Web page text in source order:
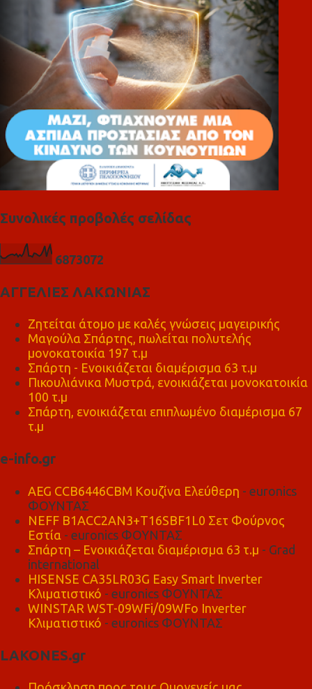
Συνολικές προβολές σελίδας
6873072
ΑΓΓΕΛΙΕΣ ΛΑΚΩΝΙΑΣ
Ζητείται άτομο με καλές γνώσεις μαγειρικής
Μαγούλα Σπάρτης, πωλείται πολυτελής
μονοκατοικία 197 τ.μ
Σπάρτη - Ενοικιάζεται διαμέρισμα 63 τ.μ
Πικουλιάνικα Μυστρά, ενοικιάζεται μονοκατοικία
100 τ.μ
Σπάρτη, ενοικιάζεται επιπλωμένο διαμέρισμα 67
τ.μ
e-info.gr
AEG CCB6446CBM Κουζίνα Ελεύθερη - euronics
ΦΟΥΝΤΑΣ
NEFF B1ACC2AN3+T16SBF1L0 Σετ Φούρνος
Εστία - euronics ΦΟΥΝΤΑΣ
Σπάρτη – Ενοικιάζεται διαμέρισμα 63 τ.μ - Grad
international
HISENSE CA35LR03G Easy Smart Inverter
Κλιματιστικό - euronics ΦΟΥΝΤΑΣ
WINSTAR WST-09WFi/09WFo Inverter
Κλιματιστικό - euronics ΦΟΥΝΤΑΣ
LAKONES.gr